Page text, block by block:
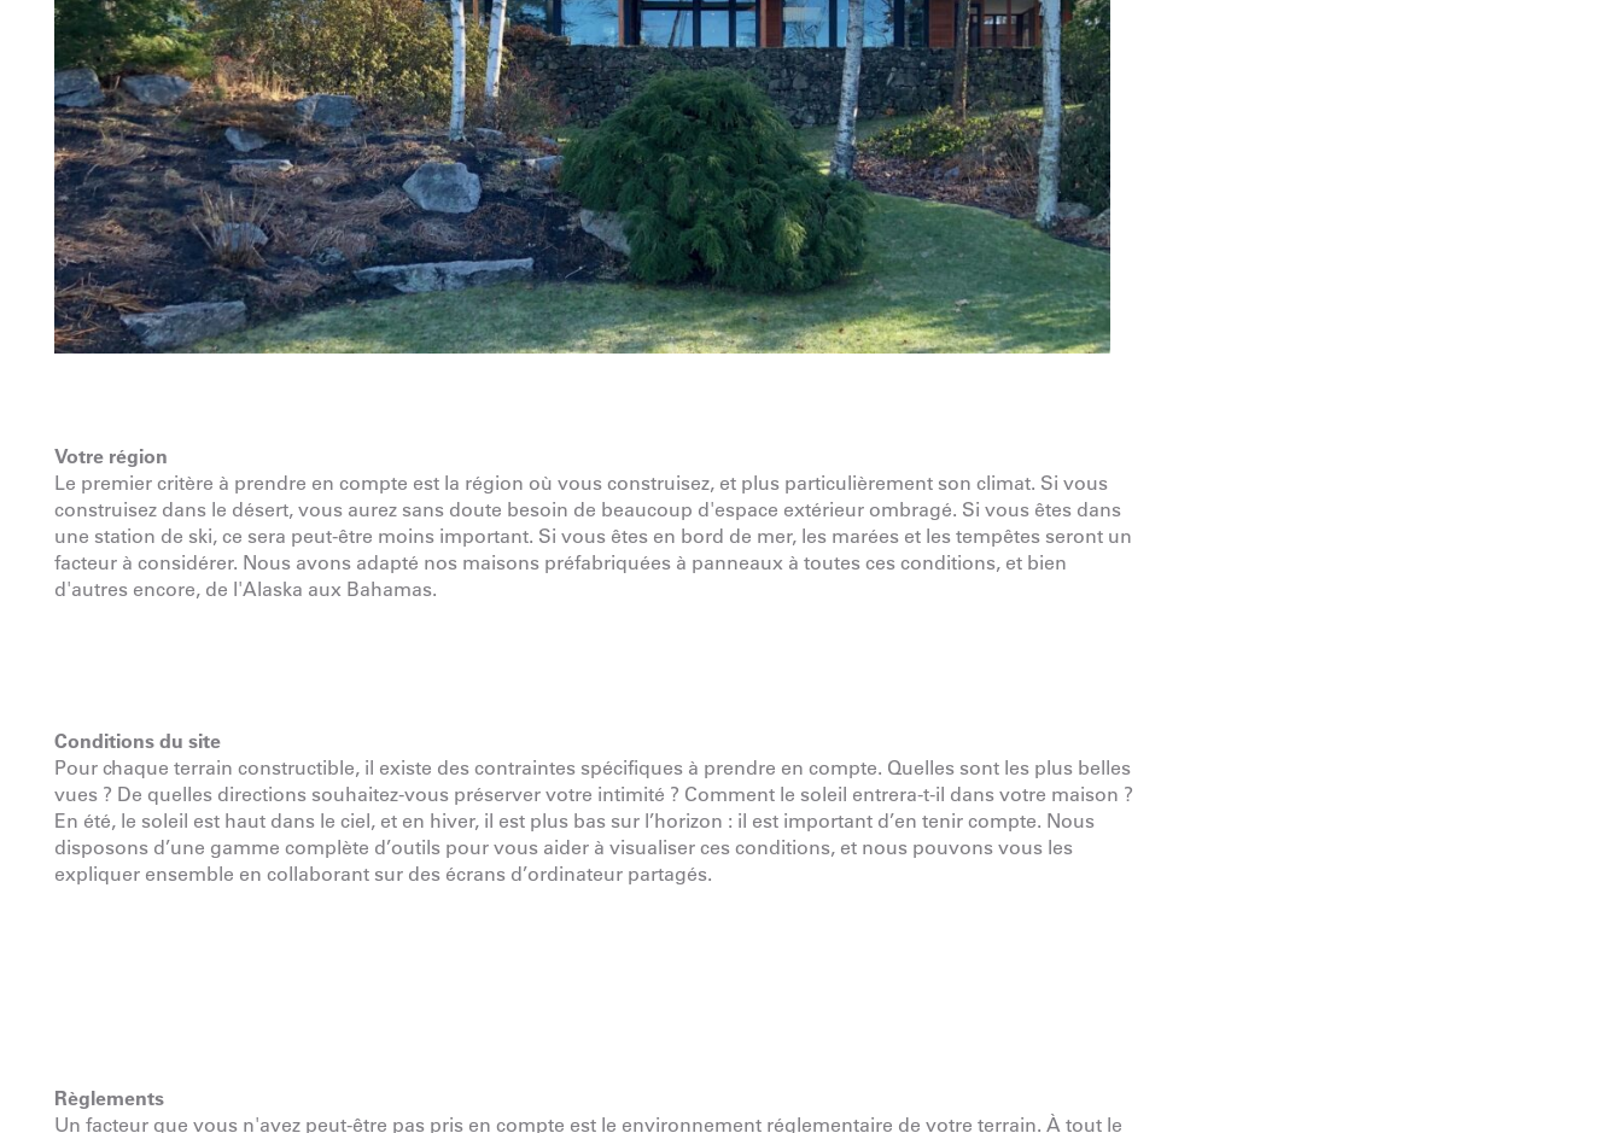
Votre région
Le premier critère à prendre en compte est la région où vous construisez, et plus particulièrement son climat. Si vous
construisez dans le désert, vous aurez sans doute besoin de beaucoup d'espace extérieur ombragé. Si vous êtes dans
une station de ski, ce sera peut-être moins important. Si vous êtes en bord de mer, les marées et les tempêtes seront un
facteur à considérer. Nous avons adapté nos maisons préfabriquées à panneaux à toutes ces conditions, et bien
d'autres encore, de l'Alaska aux Bahamas.
Conditions du site
Pour chaque terrain constructible, il existe des contraintes spécifiques à prendre en compte. Quelles sont les plus belles
vues ? De quelles directions souhaitez-vous préserver votre intimité ? Comment le soleil entrera-t-il dans votre maison ?
En été, le soleil est haut dans le ciel, et en hiver, il est plus bas sur l’horizon : il est important d’en tenir compte. Nous
disposons d’une gamme complète d’outils pour vous aider à visualiser ces conditions, et nous pouvons vous les
expliquer ensemble en collaborant sur des écrans d’ordinateur partagés.
Règlements
Un facteur que vous n'avez peut-être pas pris en compte est le environnement réglementaire de votre terrain. À tout le